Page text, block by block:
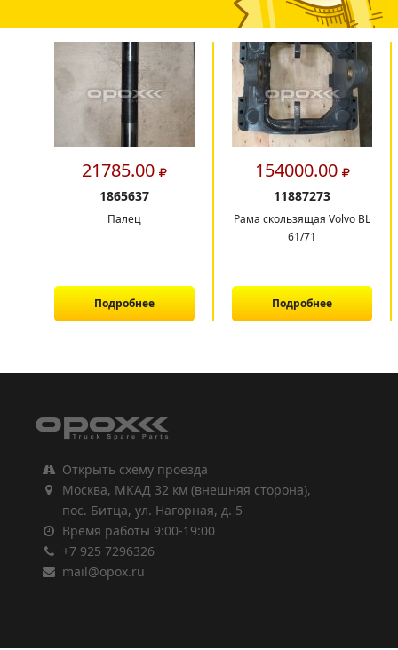
21785.00
1865637
Палец
Подробнее
154000.00
11887273
Рама скользящая Volvo BL
61/71
Подробнее
Открыть схему проезда
Москва, МКАД 32 км (внешняя сторона),
пос. Битца, ул. Нагорная, д. 5
Время работы 9:00-19:00
+7 925 7296326
mail@opox.ru